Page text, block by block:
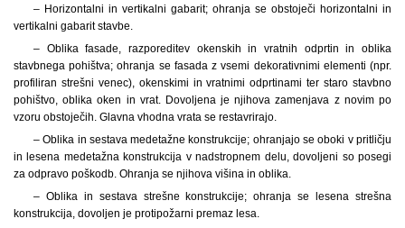
– Horizontalni in vertikalni gabarit; ohranja se obstoječi horizontalni in
vertikalni gabarit stavbe.
– Oblika fasade, razporeditev okenskih in vratnih odprtin in oblika
stavbnega pohištva; ohranja se fasada z vsemi dekorativnimi elementi (npr.
profiliran strešni venec), okenskimi in vratnimi odprtinami ter staro stavbno
pohištvo, oblika oken in vrat. Dovoljena je njihova zamenjava z novim po
vzoru obstoječih. Glavna vhodna vrata se restavrirajo.
– Oblika in sestava medetažne konstrukcije; ohranjajo se oboki v pritličju
in lesena medetažna konstrukcija v nadstropnem delu, dovoljeni so posegi
za odpravo poškodb. Ohranja se njihova višina in oblika.
– Oblika in sestava strešne konstrukcije; ohranja se lesena strešna
konstrukcija, dovoljen je protipožarni premaz lesa.